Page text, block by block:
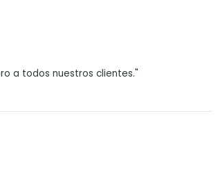
a todos nuestros clientes."